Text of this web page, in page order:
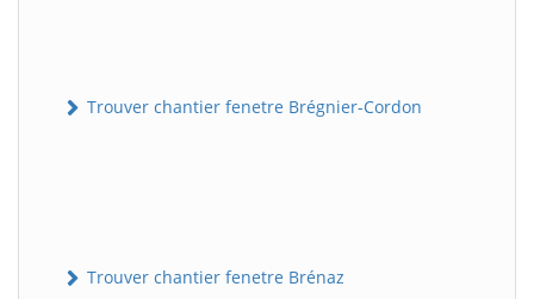
Trouver chantier fenetre Brégnier-Cordon
Trouver chantier fenetre Brénaz